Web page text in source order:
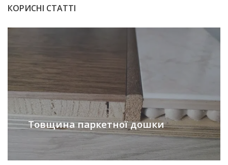
КОРИСНІ СТАТТІ
Товщина паркетної дошки